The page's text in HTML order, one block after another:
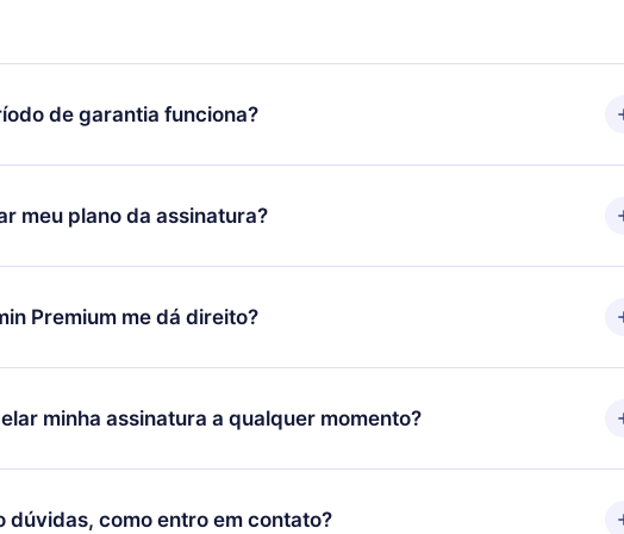
de garantia funciona?
satisfeito com nossa plataforma, basta entrar em contato com nossa
(
contato@12min.com
) em até 7 dias após a compra e solicitar o
meu plano da assinatura?
decidiu mudar sua assinatura mensal para anual, após confirmar a
o plano anual, o novo plano só será aplicado e cobrado após o aniversário
Premium me dá direito?
em 3 línguas (Inglês, espanhol e português) que você pode ler ou
momento através do nosso aplicativo disponível para iOS, Android e
minha assinatura a qualquer momento?
e o próximo ciclo de cobrança não ocorrerá.
dúvidas, como entro em contato?